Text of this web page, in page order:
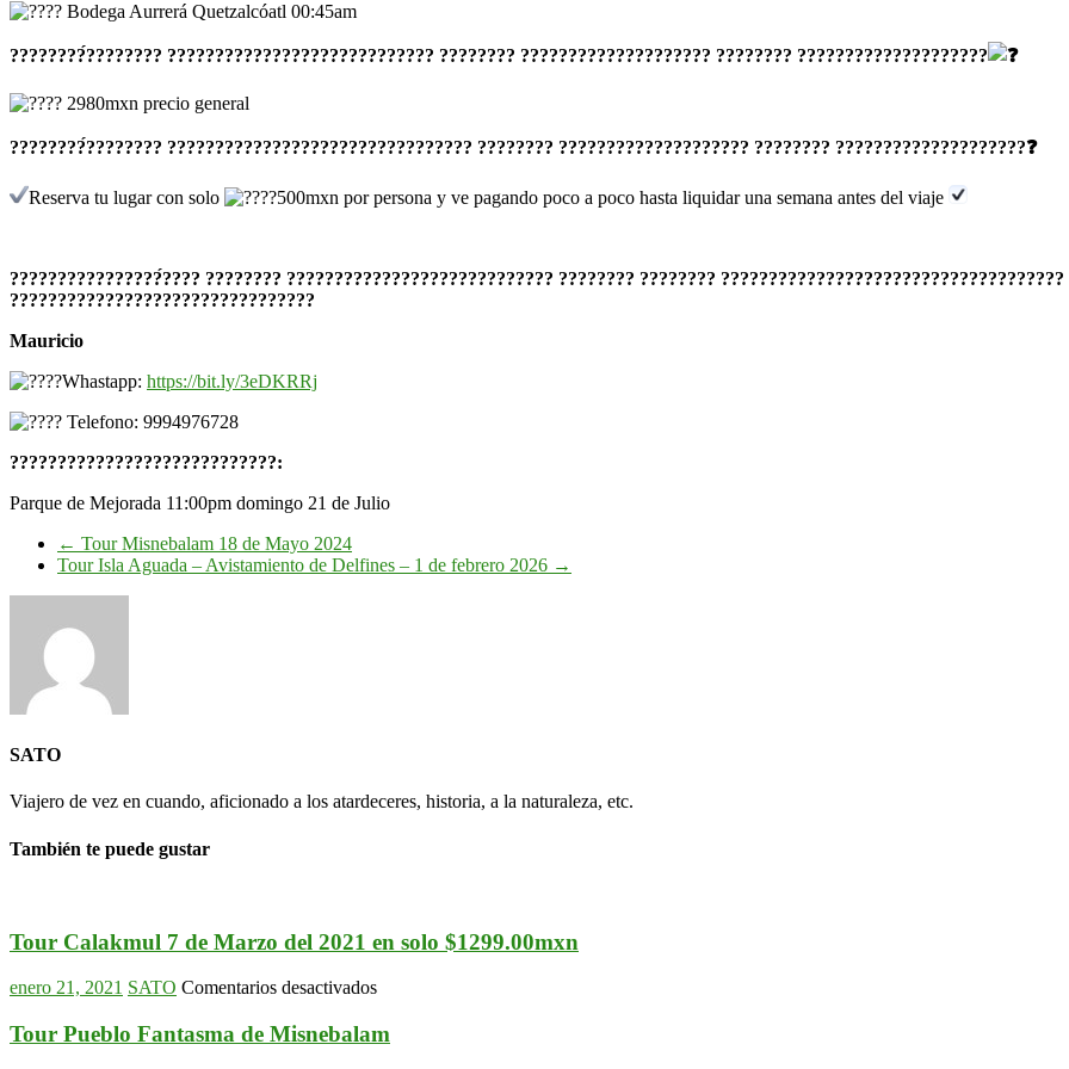
Bodega Aurrerá Quetzalcóatl 00:45am
????????́???????? ???????????????????????????? ???????? ???????????????????? ???????? ????????????????????
2980mxn precio general
????????́???????? ???????????????????????????????? ???????? ???????????????????? ???????? ????????????????????❓
Reserva tu lugar con solo 500mxn por persona y ve pagando poco a poco hasta liquidar una semana antes del viaje
????????????????́???? ???????? ???????????????????????????? ???????? ????????
????????????????????????????????
Mauricio
Whastapp: https://bit.ly/3eDKRRj
Telefono: 9994976728
????????????????????????????:
Parque de Mejorada 11:00pm domingo 21 de Julio
← Tour Misnebalam 18 de Mayo 2024
Tour Isla Aguada – Avistamiento de Delfines – 1 de febrero 2026 →
SATO
Viajero de vez en cuando, aficionado a los atardeceres, historia, a la naturaleza, etc.
También te puede gustar
Tour Calakmul 7 de Marzo del 2021 en solo $1299.00mxn
enero 21, 2021 SATO Comentarios desactivadosen
Calakmul
7
Tour Pueblo Fantasma de Misnebalam